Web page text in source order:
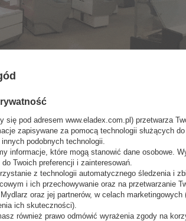
LADEX SERWIS
Na zamówienie
się pod adresem www.eladex.com.pl) przetwarza
zapisywane za pomocą technologii służących
podobnych technologii.
informacje, które mogą stanowić dane osobowe.
Twoich preferencji i zainteresowań.
z technologii automatycznego śledzenia i
i ich przechowywanie oraz na przetwarzanie
oraz jej partnerów, w celach
ich skuteczności).
również prawo odmówić wyrażenia zgody na